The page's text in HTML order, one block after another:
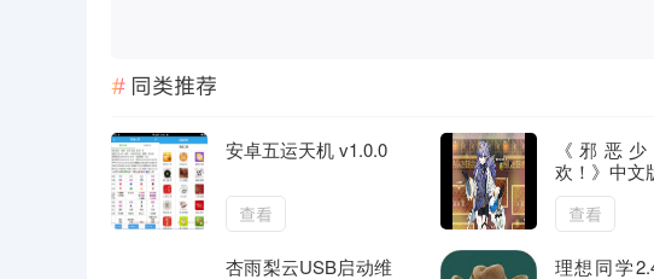
同类推荐
安卓五运天机 v1.0.0
查看
《邪恶
欢！》中文
查看
杏雨梨云USB启动维
理想同学